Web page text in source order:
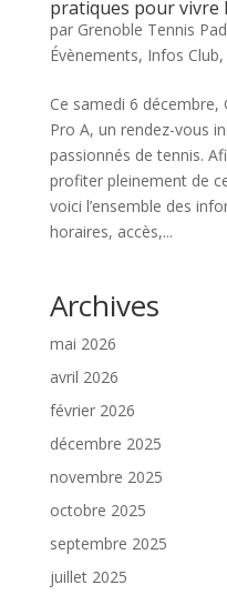
pratiques pour vivre
par Grenoble Tennis
Évènements, Infos Club,
Ce samedi 6 décembre,
Pro A, un rendez-vous
passionnés de tennis.
profiter pleinement de
voici l’ensemble des
horaires, accès,...
Archives
mai 2026
avril 2026
février 2026
décembre 2025
novembre 2025
octobre 2025
septembre 2025
juillet 2025